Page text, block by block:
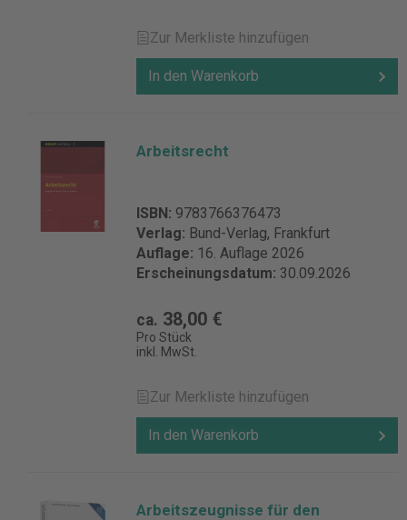
Zur Merkliste hinzufügen
In den Warenkorb
Arbeitsrecht
ISBN: 9783766376473
Verlag: Bund-Verlag, Frankfurt
Auflage: 16. Auflage 2026
Erscheinungsdatum: 30.09.2026
ca. 38,00 €
Pro Stück
inkl. MwSt.
Zur Merkliste hinzufügen
In den Warenkorb
Arbeitszeugnisse für den